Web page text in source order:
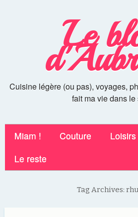
Le
Cuisine légère (ou pas), voyages,
fait ma vie dans le
Miam ! Couture Loisirs
Le reste
Tag Archives: